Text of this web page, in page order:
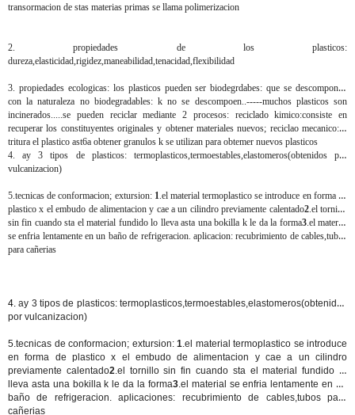
transormacion de stas materias primas se llama polimerizacion
2. propiedades de los plasticos:
dureza,elasticidad,rigidez,maneabilidad,tenacidad,flexibilidad
3. propiedades ecologicas: los plasticos pueden ser biodegrdabes: que se descomponen
con la naturaleza no biodegradables: k no se descompoen..-----muchos plasticos son
incinerados.....se pueden reciclar mediante 2 procesos: reciclado kimico:consiste en
recuperar los constituyentes originales y obtener materiales nuevos; reciclao mecanico:se
tritura el plastico ast6a obtener granulos k se utilizan para obtemer nuevos plasticos
4.ay 3 tipos de plasticos: termoplasticos,termoestables,elastomeros(obtenidos por
vulcanizacion)
5.tecnicas de conformacion; extursion: 1.el material termoplastico se introduce en forma de
plastico x el embudo de alimentacion y cae a un cilindro previamente calentado2.el tornillo
sin fin cuando sta el material fundido lo lleva asta una bokilla k le da la forma3.el material
se enfria lentamente en un baño de refrigeracion. aplicacion:recubrimiento de cables,tubos
para cañerias
4.ay 3 tipos de plasticos: termoplasticos,termoestables,elastomeros(obtenidos
por vulcanizacion)
5.tecnicas de conformacion; extursion: 1.el material termoplastico se introduce
en forma de plastico x el embudo de alimentacion y cae a un cilindro
previamente calentado2.el tornillo sin fin cuando sta el material fundido lo
lleva asta una bokilla k le da la forma3.el material se enfria lentamente en un
baño de refrigeracion.aplicaciones: recubrimiento de cables,tubos para
cañerias